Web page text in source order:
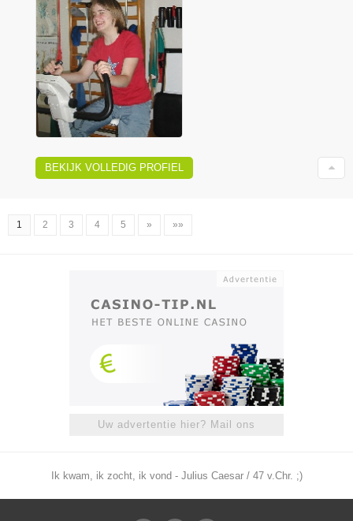
BEKIJK VOLLEDIG PROFIEL
1 2 3 4 5 » »»
Uw advertentie hier? Mail ons
Ik kwam, ik zocht, ik vond - Julius Caesar / 47 v.Chr. ;)